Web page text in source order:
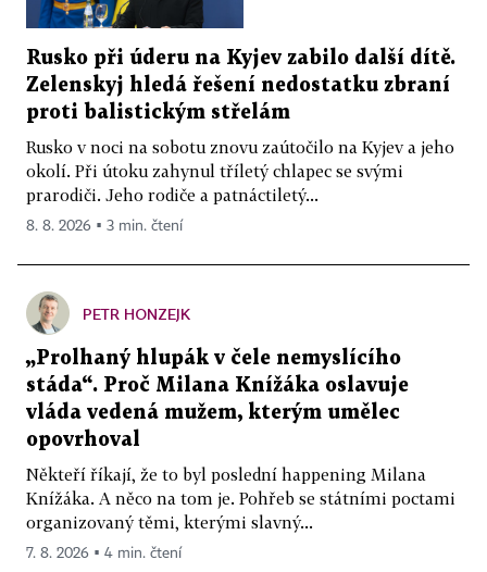
Rusko při úderu na Kyjev zabilo další dítě.
Zelenskyj hledá řešení nedostatku zbraní
proti balistickým střelám
Rusko v noci na sobotu znovu zaútočilo na Kyjev a jeho
okolí. Při útoku zahynul tříletý chlapec se svými
prarodiči. Jeho rodiče a patnáctiletý...
8. 8. 2026 ▪ 3 min. čtení
PETR HONZEJK
„Prolhaný hlupák v čele nemyslícího
stáda“. Proč Milana Knížáka oslavuje
vláda vedená mužem, kterým umělec
opovrhoval
Někteří říkají, že to byl poslední happening Milana
Knížáka. A něco na tom je. Pohřeb se státními poctami
organizovaný těmi, kterými slavný...
7. 8. 2026 ▪ 4 min. čtení